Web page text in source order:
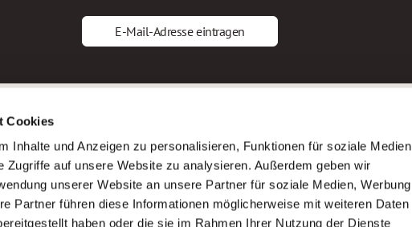
Cookies
Inhalte und Anzeigen zu personalisieren, Funktionen für soziale Medien
Zugriffe auf unsere Website zu analysieren. Außerdem geben wir
unserer Website an unsere Partner für soziale Medien, Werbung
Partner führen diese Informationen möglicherweise mit weiteren Daten
haben oder die sie im Rahmen Ihrer Nutzung der Dienste
E-Mail-Adresse eintragen
Altenpfleger*in
Krankenpfleger*in
Altenpflegehelfer*in
Erzieher*in
AWO Gliederungen nach Bundesland
Stellenangebote nach Bundesländern
Sitemap
Impressum
Datenschutz